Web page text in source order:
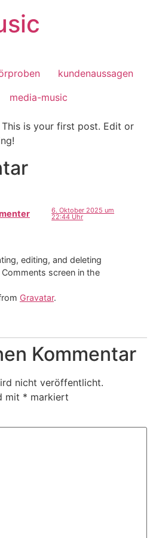
kundenaussagen
media-music
is your first post. Edit or
6. Oktober 2025 um
22:44 Uhr
editing, and deleting
screen in the
Gravatar.
Kommentar
nicht veröffentlicht.
mit * markiert